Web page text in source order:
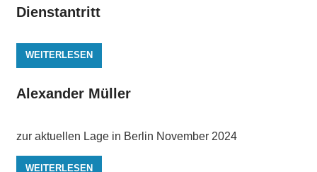
Dienstantritt
WEITERLESEN
Alexander Müller
zur aktuellen Lage in Berlin November 2024
WEITERLESEN